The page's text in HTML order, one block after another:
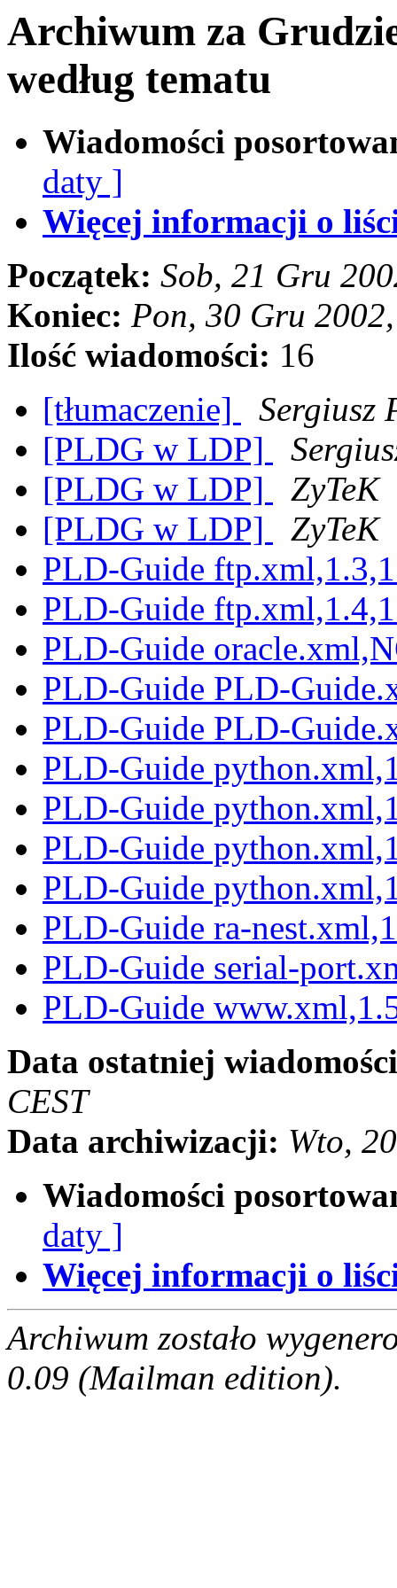
Archiwum za
według tematu
Wiadomości
daty ]
Więcej informacji o
Początek: Sob, 21 Gru
Koniec: Pon, 30 Gru
Ilość wiadomości: 16
[tłumaczenie]
Sergiusz
[PLDG w LDP]
[PLDG w LDP]
ZyTeK
[PLDG w LDP]
ZyTeK
PLD-Guide
PLD-Guide
PLD-Guide
PLD-Guide PLD-
PLD-Guide PLD-
PLD-Guide
PLD-Guide
PLD-Guide
PLD-Guide
PLD-Guide ra-
PLD-Guide serial-
PLD-Guide
Data ostatniej
CEST
Data archiwizacji: Wto,
Wiadomości
daty ]
Więcej informacji o
Archiwum zostało
0.09 (Mailman edition).